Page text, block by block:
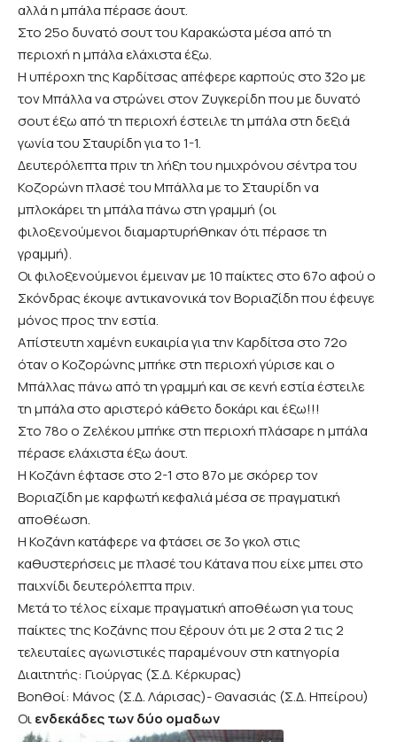
αλλά η μπάλα πέρασε άουτ.
Στο 25ο δυνατό σουτ του Καρακώστα μέσα από τη
περιοχή η μπάλα ελάχιστα έξω.
Η υπέροχη της Καρδίτσας απέφερε καρπούς στο 32ο με
τον Μπάλλα να στρώνει στον Ζυγκερίδη που με δυνατό
σουτ έξω από τη περιοχή έστειλε τη μπάλα στη δεξιά
γωνία του Σταυρίδη για το 1-1.
Δευτερόλεπτα πριν τη λήξη του ημιχρόνου σέντρα του
Κοζορώνη πλασέ του Μπάλλα με το Σταυρίδη να
μπλοκάρει τη μπάλα πάνω στη γραμμή (οι
φιλοξενούμενοι διαμαρτυρήθηκαν ότι πέρασε τη
γραμμή).
Οι φιλοξενούμενοι έμειναν με 10 παίκτες στο 67ο αφού ο
Σκόνδρας έκοψε αντικανονικά τον Βοριαζίδη που έφευγε
μόνος προς την εστία.
Απίστευτη χαμένη ευκαιρία για την Καρδίτσα στο 72ο
όταν ο Κοζορώνης μπήκε στη περιοχή γύρισε και ο
Μπάλλας πάνω από τη γραμμή και σε κενή εστία έστειλε
τη μπάλα στο αριστερό κάθετο δοκάρι και έξω!!!
Στο 78ο ο Ζελέκου μπήκε στη περιοχή πλάσαρε η μπάλα
πέρασε ελάχιστα έξω άουτ.
Η Κοζάνη έφτασε στο 2-1 στο 87ο με σκόρερ τον
Βοριαζίδη με καρφωτή κεφαλιά μέσα σε πραγματική
αποθέωση.
Η Κοζάνη κατάφερε να φτάσει σε 3ο γκολ στις
καθυστερήσεις με πλασέ του Κάτανα που είχε μπει στο
παιχνίδι δευτερόλεπτα πριν.
Μετά το τέλος είχαμε πραγματική αποθέωση για τους
παίκτες της Κοζάνης που ξέρουν ότι με 2 στα 2 τις 2
τελευταίες αγωνιστικές παραμένουν στη κατηγορία
Διαιτητής: Γιούργας (Σ.Δ. Κέρκυρας)
Βοηθοί: Μάνος (Σ.Δ. Λάρισας)- Θανασιάς (Σ.Δ. Ηπείρου)
Οιενδεκάδες των δύο ομαδων